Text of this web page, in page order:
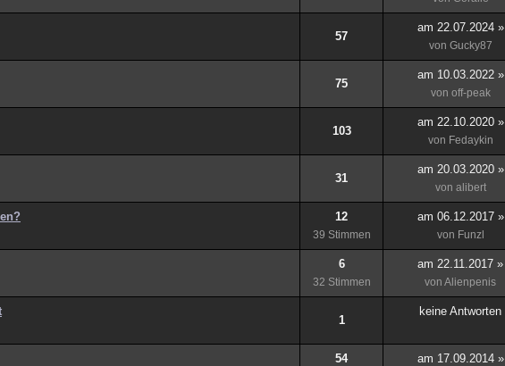
57
am 22.07.2024 »
von Gucky87
75
am 10.03.2022 »
von off-peak
103
am 22.10.2020 »
von Fedaykin
31
am 20.03.2020 »
von alibert
12
39 Stimmen
am 06.12.2017 »
von Funzl
6
32 Stimmen
am 22.11.2017 »
von Alienpenis
1
keine Antworten
54 am 17.09.2014 »